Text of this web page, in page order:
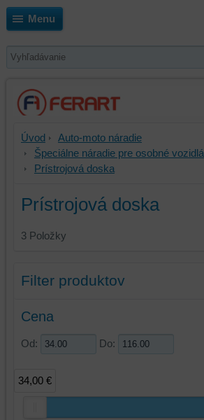
Menu
Úvod
Auto-moto náradie
Špeciálne náradie pre osobné vozidlá
Prístrojová doska
Prístrojová doska
3 Položky
Filter produktov
Cena
Od: Do:
34,00 €